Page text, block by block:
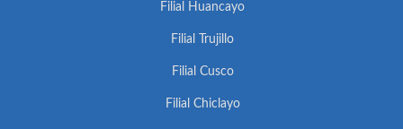
Filial Huancayo
Filial Trujillo
Filial Cusco
Filial Chiclayo